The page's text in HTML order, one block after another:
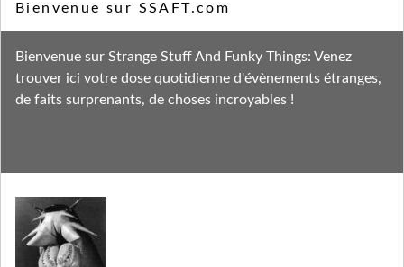
Fil des commentaires
Bienvenue sur SSAFT.com
Bienvenue sur Strange Stuff And Funky Things: Venez
trouver ici votre dose quotidienne d'évènements étranges,
de faits surprenants, de choses incroyables !